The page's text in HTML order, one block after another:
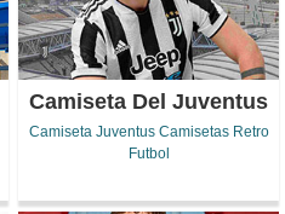
Camiseta Del Juventus
Camiseta Juventus Camisetas Retro
Futbol